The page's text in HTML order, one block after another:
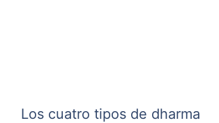
Los cuatro tipos de dharma